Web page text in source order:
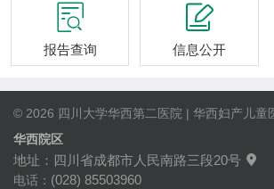

报告查询

信息公开
© 2026 四川大学华西第二医院 | 华西妇产儿童
华西院区
地址：四川省成都市人民南路三段20号 
电话： (028) 85503960